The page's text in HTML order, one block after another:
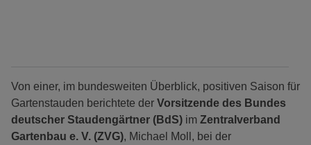
Von einer, im bundesweiten Überblick, positiven Saison für
Gartenstauden berichtete der Vorsitzende des Bundes
deutscher Staudengärtner (BdS) im Zentralverband
Gartenbau e. V. (ZVG), Michael Moll, bei der